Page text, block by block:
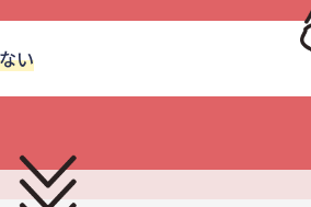
い